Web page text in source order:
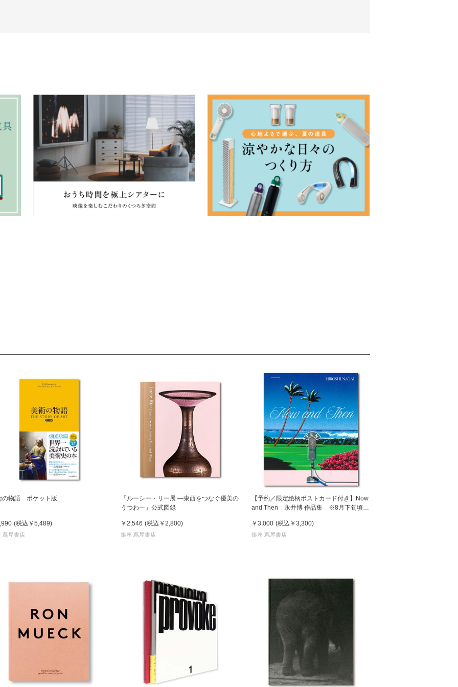
の物語 ポケット版
(税込 ￥5,489)
蔦屋書店
「ルーシー・リー展 ―東西をつなぐ優美の
うつわ―」公式図録
￥2,546 (税込 ￥2,800)
銀座 蔦屋書店
【予約／限定絵柄ポストカード付き】Now
and Then 永井博 作品集 ※8月下旬頃の
￥3,000 (税込 ￥3,300)
銀座 蔦屋書店